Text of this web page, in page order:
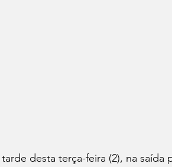
desta terça-feira (2), na saída